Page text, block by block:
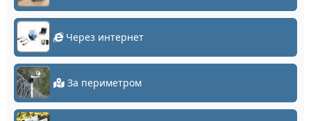
Через интернет
За периметром